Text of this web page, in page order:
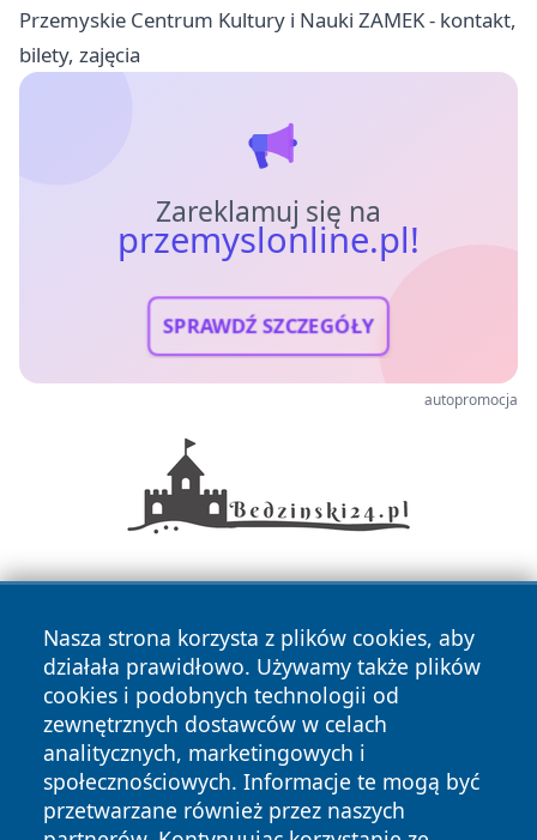
Przemyskie Centrum Kultury i Nauki ZAMEK - kontakt,
bilety, zajęcia
Zareklamuj się na
przemyslonline.pl!
SPRAWDŹ SZCZEGÓŁY
autopromocja
Nasza strona korzysta z plików cookies, aby
działała prawidłowo. Używamy także plików
cookies i podobnych technologii od
zewnętrznych dostawców w celach
analitycznych, marketingowych i
społecznościowych. Informacje te mogą być
przetwarzane również przez naszych
Copyright © 2026 przemyslonline.pl Wszystkie prawa
zastrzeżone.